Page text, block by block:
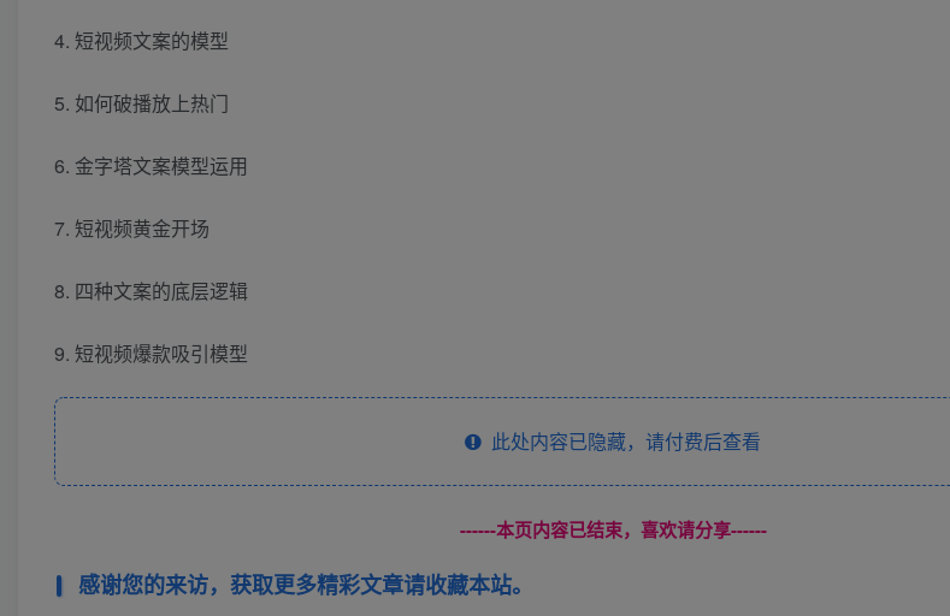
4. 短视频文案的模型
5. 如何破播放上热门
6. 金字塔文案模型运用
7. 短视频黄金开场
8. 四种文案的底层逻辑
9. 短视频爆款吸引模型
此处内容已隐藏，请付费后查看
------本页内容已结束，喜欢请分享------
感谢您的来访，获取更多精彩文章请收藏本站。